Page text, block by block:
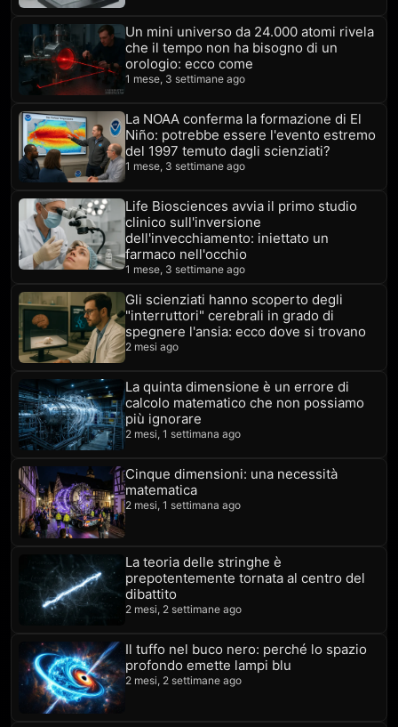
Un mini universo da 24.000 atomi rivela
che il tempo non ha bisogno di un
orologio: ecco come
1 mese, 3 settimane ago
La NOAA conferma la formazione di El
Niño: potrebbe essere l'evento estremo
del 1997 temuto dagli scienziati?
1 mese, 3 settimane ago
Life Biosciences avvia il primo studio
clinico sull'inversione
dell'invecchiamento: iniettato un
farmaco nell'occhio
1 mese, 3 settimane ago
Gli scienziati hanno scoperto degli
"interruttori" cerebrali in grado di
spegnere l'ansia: ecco dove si trovano
2 mesi ago
La quinta dimensione è un errore di
calcolo matematico che non possiamo
più ignorare
2 mesi, 1 settimana ago
Cinque dimensioni: una necessità
matematica
2 mesi, 1 settimana ago
La teoria delle stringhe è
prepotentemente tornata al centro del
dibattito
2 mesi, 2 settimane ago
Il tuffo nel buco nero: perché lo spazio
profondo emette lampi blu
2 mesi, 2 settimane ago